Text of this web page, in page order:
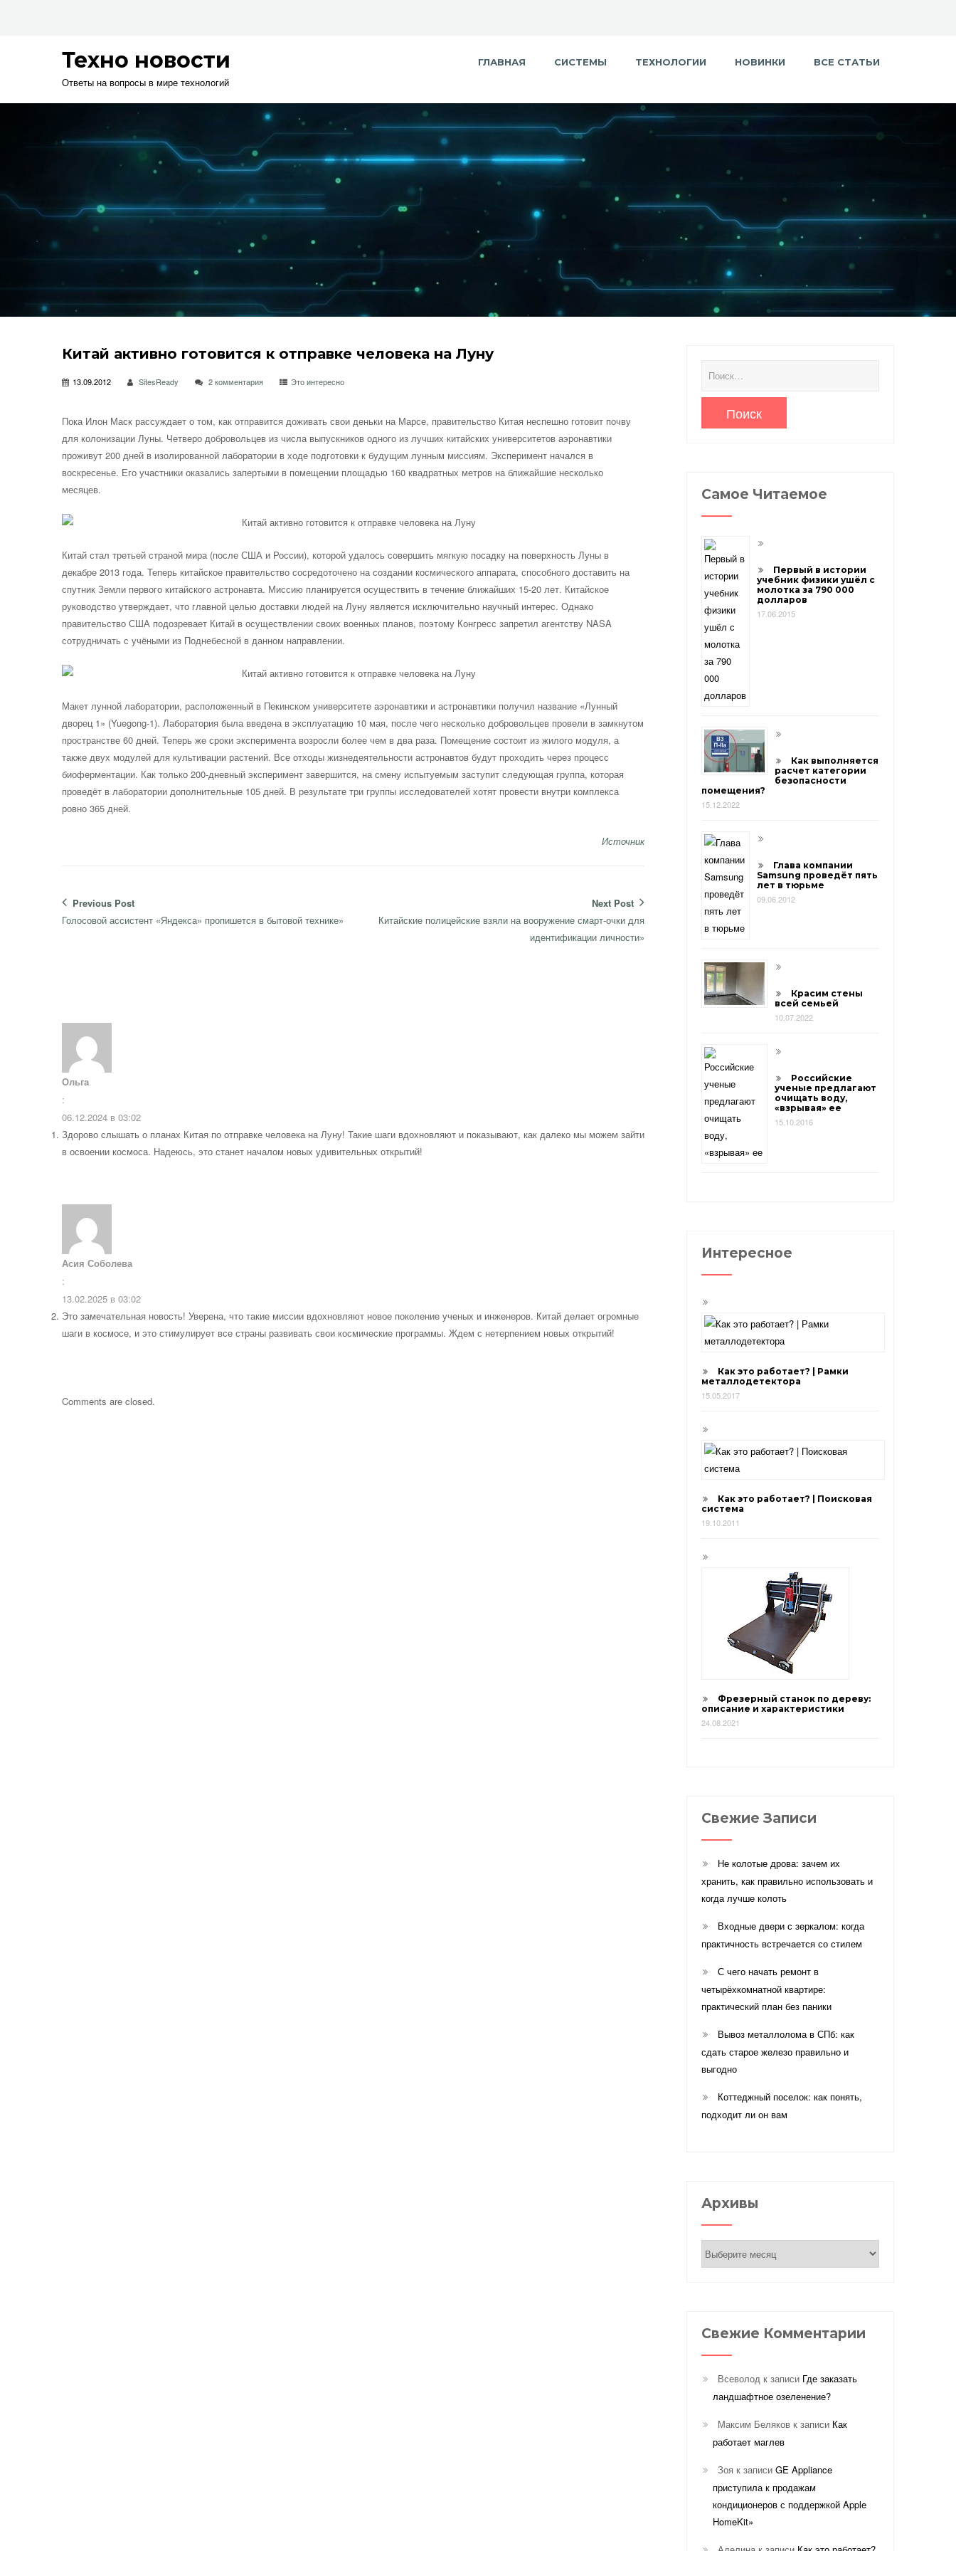
Техно новости
Ответы на вопросы в мире технологий
ГЛАВНАЯ СИСТЕМЫ ТЕХНОЛОГИИ НОВИНКИ ВСЕ СТАТЬИ
Китай активно готовится к отправке человека на Луну
13.09.2012 SitesReady 2 комментария Это интересно
Пока Илон Маск рассуждает о том, как отправится доживать свои деньки на Марсе, правительство Китая неспешно готовит почву
для колонизации Луны. Четверо добровольцев из числа выпускников одного из лучших китайских университетов аэронавтики
проживут 200 дней в изолированной лаборатории в ходе подготовки к будущим лунным миссиям. Эксперимент начался в
воскресенье. Его участники оказались запертыми в помещении площадью 160 квадратных метров на ближайшие несколько
месяцев.
Китай стал третьей страной мира (после США и России), которой удалось совершить мягкую посадку на поверхность Луны в
декабре 2013 года. Теперь китайское правительство сосредоточено на создании космического аппарата, способного доставить на
спутник Земли первого китайского астронавта. Миссию планируется осуществить в течение ближайших 15-20 лет. Китайское
руководство утверждает, что главной целью доставки людей на Луну является исключительно научный интерес. Однако
правительство США подозревает Китай в осуществлении своих военных планов, поэтому Конгресс запретил агентству NASA
сотрудничать с учёными из Поднебесной в данном направлении.
Макет лунной лаборатории, расположенный в Пекинском университете аэронавтики и астронавтики получил название «Лунный
дворец 1» (Yuegong-1). Лаборатория была введена в эксплуатацию 10 мая, после чего несколько добровольцев провели в замкнутом
пространстве 60 дней. Теперь же сроки эксперимента возросли более чем в два раза. Помещение состоит из жилого модуля, а
также двух модулей для культивации растений. Все отходы жизнедеятельности астронавтов будут проходить через процесс
биоферментации. Как только 200-дневный эксперимент завершится, на смену испытуемым заступит следующая группа, которая
проведёт в лаборатории дополнительные 105 дней. В результате три группы исследователей хотят провести внутри комплекса
ровно 365 дней.
Источник
Навигация
по
Previous Post
Previous
Голосовой ассистент «Яндекса» пропишется в бытовой технике»
Next Post
Next
Китайские полицейские взяли на вооружение смарт-очки для
идентификации личности»
Ольга
:
06.12.2024 в 03:02
Здорово слышать о планах Китая по отправке человека на Луну! Такие шаги вдохновляют и показывают, как далеко мы можем зайти
в освоении космоса. Надеюсь, это станет началом новых удивительных открытий!
Асия Соболева
:
13.02.2025 в 03:02
Это замечательная новость! Уверена, что такие миссии вдохновляют новое поколение ученых и инженеров. Китай делает огромные
шаги в космосе, и это стимулирует все страны развивать свои космические программы. Ждем с нетерпением новых открытий!
Comments are closed.
Самое Читаемое
Первый в истории
учебник физики ушёл с
молотка за 790 000
долларов
17.06.2015
Как выполняется
расчет категории
безопасности
помещения?
15.12.2022
Глава компании
Samsung проведёт пять
лет в тюрьме
09.06.2012
Красим стены
всей семьей
10.07.2022
Российские
ученые предлагают
очищать воду,
«взрывая» ее
15.10.2016
Интересное
Как это работает? | Рамки
металлодетектора
15.05.2017
Как это работает? | Поисковая
система
19.10.2011
Фрезерный станок по дереву:
описание и характеристики
24.08.2021
Свежие Записи
Не колотые дрова: зачем их
хранить, как правильно использовать и
когда лучше колоть
Входные двери с зеркалом: когда
практичность встречается со стилем
С чего начать ремонт в
четырёхкомнатной квартире:
практический план без паники
Вывоз металлолома в СПб: как
сдать старое железо правильно и
выгодно
Коттеджный поселок: как понять,
подходит ли он вам
Архивы
Свежие Комментарии
Всеволод к записи Где заказать
ландшафтное озеленение?
Максим Беляковк записи Как
работает маглев
Зоя к записи GE Appliance
приступила к продажам
кондиционеров с поддержкой Apple
HomeKit»